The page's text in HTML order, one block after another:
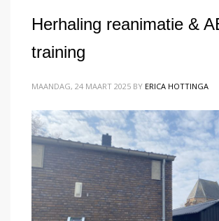
Herhaling reanimatie &
training
MAANDAG, 24 MAART 2025 BY ERICA HOTTINGA